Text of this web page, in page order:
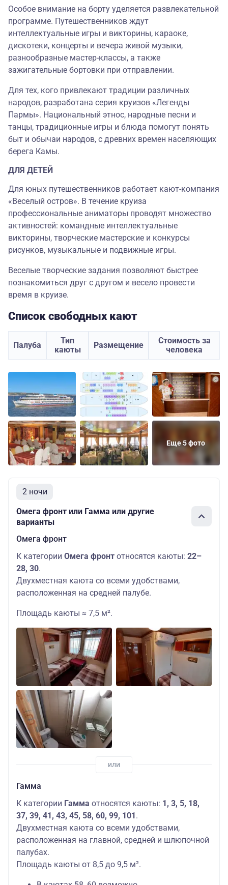
Особое внимание на борту уделяется развлекательной
программе. Путешественников ждут
интеллектуальные игры и викторины, караоке,
дискотеки, концерты и вечера живой музыки,
разнообразные мастер-классы, а также
зажигательные бортовки при отправлении.
Для тех, кого привлекают традиции различных
народов, разработана серия круизов «Легенды
Пармы». Национальный этнос, народные песни и
танцы, традиционные игры и блюда помогут понять
быт и обычаи народов, с древних времен населяющих
берега Камы.
ДЛЯ ДЕТЕЙ
Для юных путешественников работает кают-компания
«Веселый остров». В течение круиза
профессиональные аниматоры проводят множество
активностей: командные интеллектуальные
викторины, творческие мастерские и конкурсы
рисунков, музыкальные и подвижные игры.
Веселые творческие задания позволяют быстрее
познакомиться друг с другом и весело провести
время в круизе.
Список свободных кают
Палуба
Тип
каюты
Размещение
Стоимость за
человека
Еще 5 фото
2 ночи
Омега фронт или Гамма или другие
варианты
Омега фронт
К категории Омега фронт относятся каюты: 22–
28, 30.
Двухместная каюта со всеми удобствами,
расположенная на средней палубе.
Площадь каюты ≈ 7,5 м².
Гамма
К категории Гамма относятся каюты: 1, 3, 5, 18,
37, 39, 41, 43, 45, 58, 60, 99, 101 .
Двухместная каюта со всеми удобствами,
расположенная на главной, средней и шлюпочной
палубах.
Площадь каюты от 8,5 до 9,5 м².